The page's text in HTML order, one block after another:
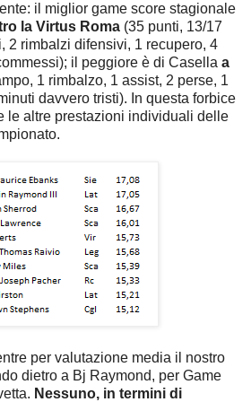
il miglior game score stagionale
la Virtus Roma (35 punti, 13/17
2 rimbalzi difensivi, 1 recupero, 4
il peggiore è di Casella a
1 rimbalzo, 1 assist, 2 perse, 1
davvero tristi). In questa forbice
le altre prestazioni individuali delle
per valutazione media il nostro
dietro a Bj Raymond, per Game
Nessuno, in termini di